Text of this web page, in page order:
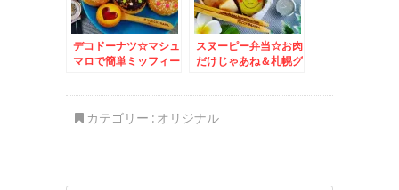
デコドーナツ☆マシュ
マロで簡単ミッフィー
スヌーピー弁当☆お肉
だけじゃあね＆札幌グ
カテゴリー : オリジナル